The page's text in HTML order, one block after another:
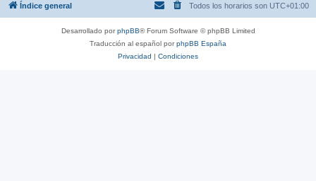
Índice general Todos los horarios son UTC+01:00
Desarrollado porphpBB® Forum Software © phpBB Limited
Traducción al español porphpBB España
Privacidad | Condiciones